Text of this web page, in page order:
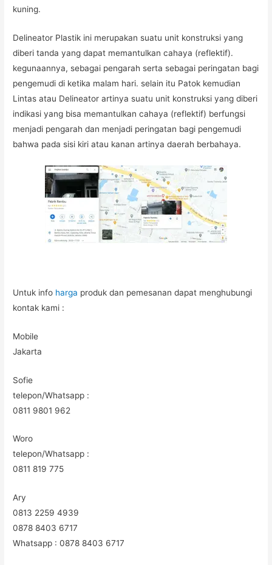
kuning.
Delineator Plastik ini merupakan suatu unit konstruksi yang
diberi tanda yang dapat memantulkan cahaya (reflektif).
kegunaannya, sebagai pengarah serta sebagai peringatan bagi
pengemudi di ketika malam hari. selain itu Patok kemudian
Lintas atau Delineator artinya suatu unit konstruksi yang diberi
indikasi yang bisa memantulkan cahaya (reflektif) berfungsi
menjadi pengarah dan menjadi peringatan bagi pengemudi
bahwa pada sisi kiri atau kanan artinya daerah berbahaya.
Untuk info harga produk dan pemesanan dapat menghubungi
kontak kami :
Mobile
Jakarta
Sofie
telepon/Whatsapp :
0811 9801 962
Woro
telepon/Whatsapp :
0811 819 775
Ary
0813 2259 4939
0878 8403 6717
Whatsapp : 0878 8403 6717